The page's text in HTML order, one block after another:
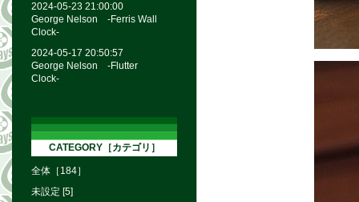
2024-05-23 21:00:00
George Nelson -Ferris Wall
Clock-
2024-05-17 20:50:57
George Nelson -Flutter
Clock-
CATEGORY［カテゴリ］
全体［184］
未設定 [5]